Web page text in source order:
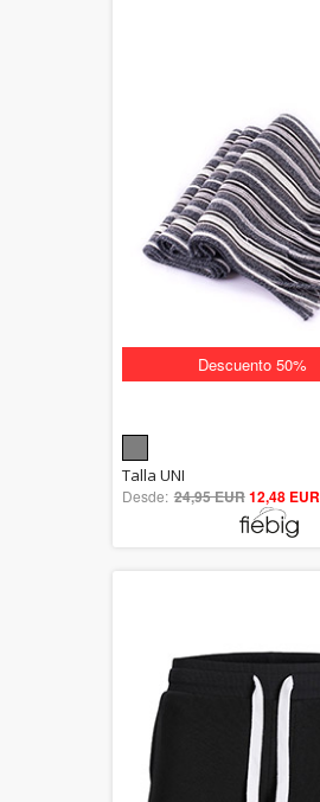
Descuento 50%
out of 5
Talla UNI
Desde: 24,95 EUR12,48 EUR